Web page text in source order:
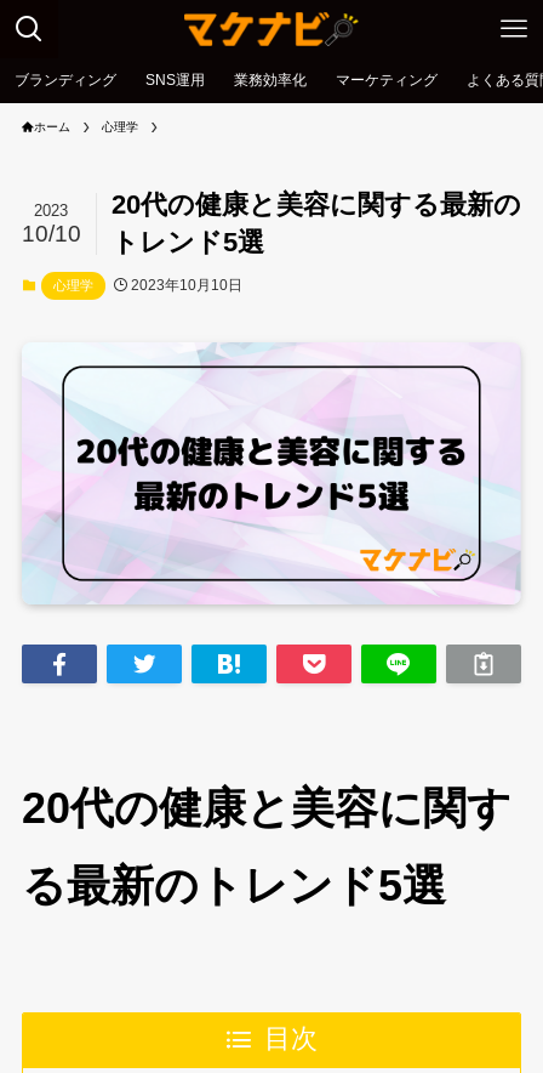
ブランディング SNS運用 業務効率化 マーケティング よくある質
ホーム 心理学
20代の健康と美容に関する最新の
トレンド5選
2023
10/10
心理学 2023年10月10日
20代の健康と美容に関す
る最新のトレンド5選
目次